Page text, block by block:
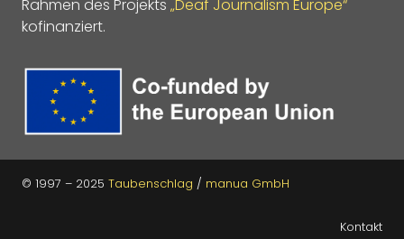
Rahmen des Projekts „Deaf Journalism Europe“
kofinanziert.
© 1997 – 2025 Taubenschlag / manua GmbH
Kontakt